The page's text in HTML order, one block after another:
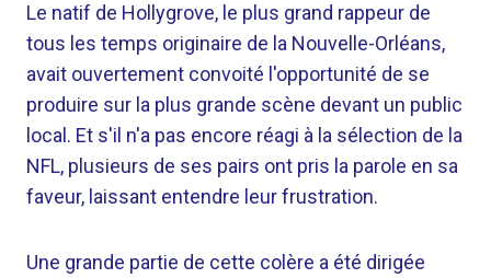
Le natif de Hollygrove, le plus grand rappeur de
tous les temps originaire de la Nouvelle-Orléans,
avait ouvertement convoité l'opportunité de se
produire sur la plus grande scène devant un public
local. Et s'il n'a pas encore réagi à la sélection de la
NFL, plusieurs de ses pairs ont pris la parole en sa
faveur, laissant entendre leur frustration.
Une grande partie de cette colère a été dirigée